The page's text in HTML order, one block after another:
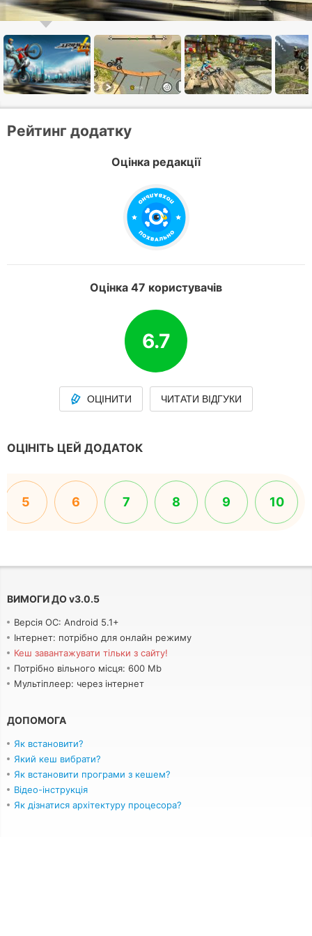
Рейтинг додатку
Оцінка редакції
Оцінка 47 користувачів
6.7
ОЦІНИТИ ЧИТАТИ ВІДГУКИ
ОЦІНІТЬ ЦЕЙ ДОДАТОК
5 6 7 8 9 10
ВИМОГИ ДОv3.0.5
Версія ОС: Android 5.1+
Інтернет: потрібно для онлайн режиму
Кеш завантажувати тільки з сайту!
Потрібно вільного місця: 600 Mb
Мультіплеер: через інтернет
ДОПОМОГА
Як встановити?
Який кеш вибрати?
Як встановити програми з кешем?
Відео-інструкція
Як дізнатися архітектуру процесора?